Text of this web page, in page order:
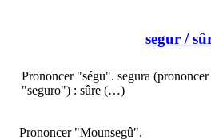
segur/
Prononcer "ségu". segura
"seguro") : sûre (…)
Prononcer "Mounsegû".